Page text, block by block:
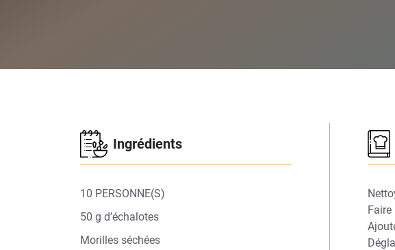
Ingrédients
10 PERSONNE(S)
50 g d’échalotes
Morilles séchées